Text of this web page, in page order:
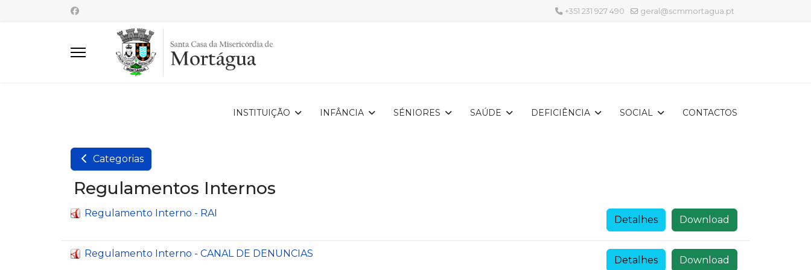
+351 231 927 490 geral@scmmortagua.pt
INSTITUIÇÃO INFÂNCIA SÉNIORES SAÚDE DEFICIÊNCIA SOCIAL CONTACTOS
Categorias
Regulamentos Internos
Regulamento Interno - RAI
Download
Detalhes
Regulamento Interno - CANAL DE DENUNCIAS
Download
Detalhes